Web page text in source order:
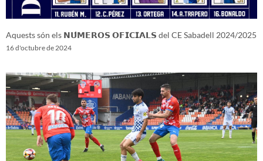
Aquests són els 𝗡𝗨́𝗠𝗘𝗥𝗢𝗦 𝗢𝗙𝗜𝗖𝗜𝗔𝗟𝗦 del CE Sabadell 2024/2025
16 d'octubre de 2024